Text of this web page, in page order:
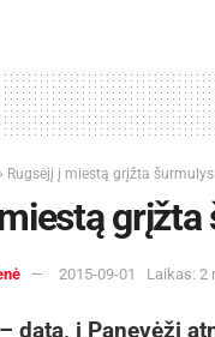
Rugsėjį į miestą grįžta šurmulys
2015-09-01 Laikas: 2
data, į Panevėžį